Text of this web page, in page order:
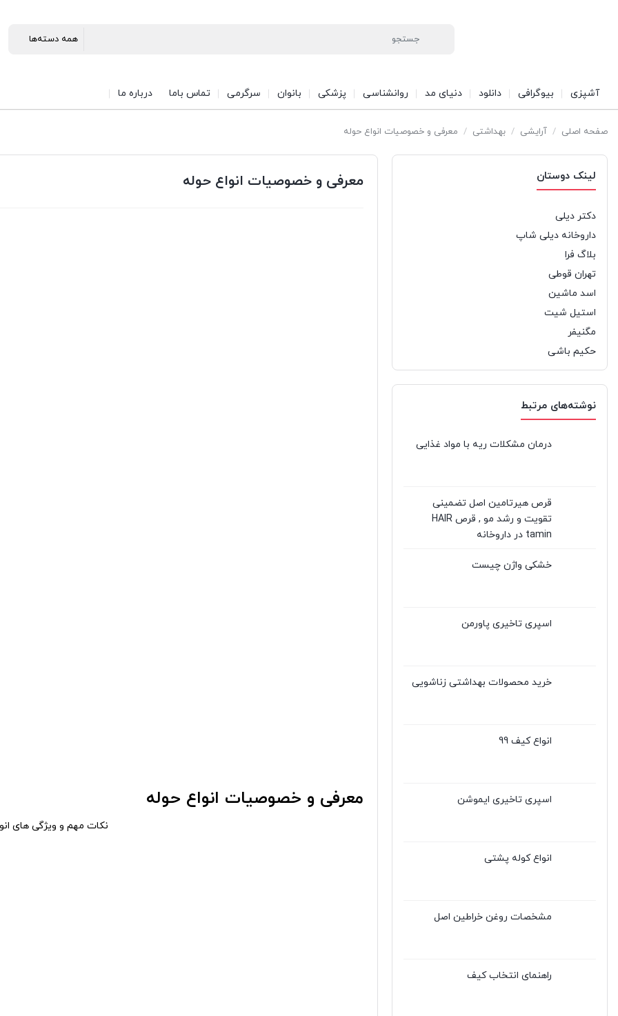
آشپزی بیوگرافی دانلود دنیای مد روانشناسی پزشکی بانوان سرگرمی تماس باما درباره ما
صفحه اصلی / آرایشی / بهداشتی / معرفی و خصوصیات انواع حوله
لینک دوستان
دکتر دیلی
داروخانه دیلی شاپ
بلاگ فرا
تهران قوطی
اسد ماشین
استیل شیت
مگنیفر
حکیم باشی
نوشته‌های مرتبط
درمان مشکلات ریه با مواد غذایی
قرص هیرتامین اصل تضمینی
تقویت و رشد مو , قرص HAIR
tamin در داروخانه
خشکی واژن چیست
اسپری تاخیری پاورمن
خرید محصولات بهداشتی زناشویی
انواع کیف 99
اسپری تاخیری ایموشن
انواع کوله پشتی
مشخصات روغن خراطین اصل
راهنمای انتخاب کیف
معرفی و خصوصیات انواع حوله
معرفی و خصوصیات انواع حوله
نکات مهم و ویژگی های